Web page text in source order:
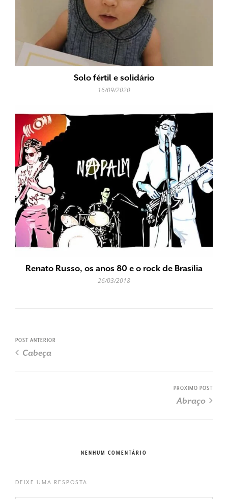
Solo fértil e solidário
16/09/2020
Renato Russo, os anos 80 e o rock de Brasília
26/03/2018
POST ANTERIOR
Cabeça
PRÓXIMO POST
Abraço
NENHUM COMENTÁRIO
DEIXE UMA RESPOSTA